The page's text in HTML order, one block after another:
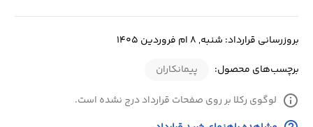
بروزرسانی قرارداد: شنبه, 8 ام فروردین 1405
برچسب‌های محصول:
پیمانکاران
info لوگوی رکلا بر روی صفحات قرارداد درج نشده است.